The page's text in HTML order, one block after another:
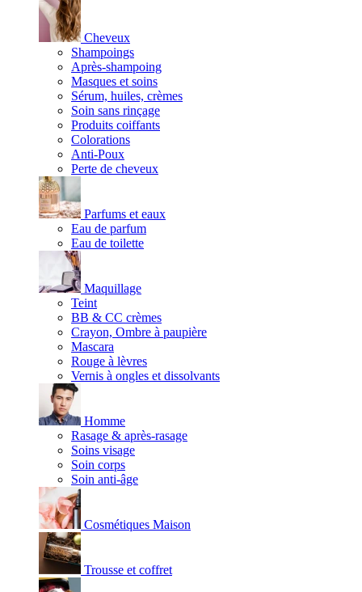
Cheveux
Shampoings
Après-shampoing
Masques et soins
Sérum, huiles, crèmes
Soin sans rinçage
Produits coiffants
Colorations
Anti-Poux
Perte de cheveux
Parfums et eaux
Eau de parfum
Eau de toilette
Maquillage
Teint
BB & CC crèmes
Crayon, Ombre à paupière
Mascara
Rouge à lèvres
Vernis à ongles et dissolvants
Homme
Rasage & après-rasage
Soins visage
Soin corps
Soin anti-âge
Cosmétiques Maison
Trousse et coffret